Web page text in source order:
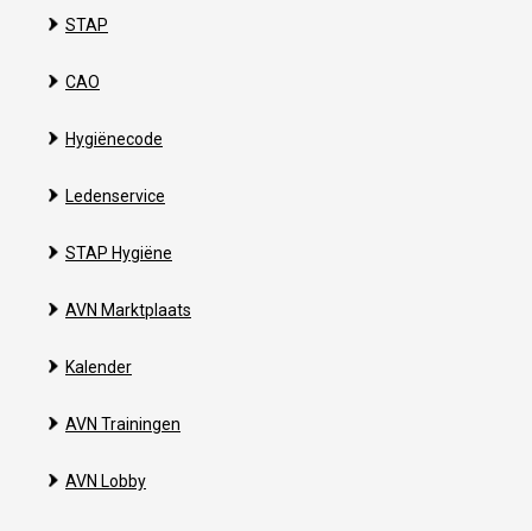
STAP
CAO
Hygiënecode
Ledenservice
STAP Hygiëne
AVN Marktplaats
Kalender
AVN Trainingen
AVN Lobby